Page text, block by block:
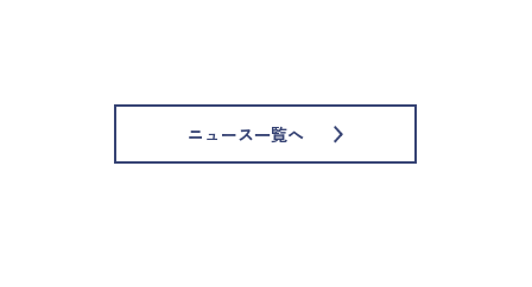
ニュース一覧へ